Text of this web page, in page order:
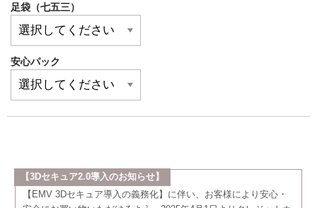
足袋（七五三）
安心パック
【3Dセキュア2.0導入のお知らせ】
【EMV 3Dセキュア導入の義務化】に伴い、お客様により安心・